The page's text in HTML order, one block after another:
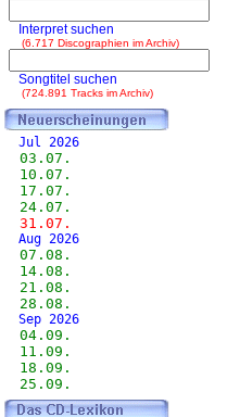
Interpret suchen
(6.717 Discographien im Archiv)
Songtitel suchen
(724.891 Tracks im Archiv)
Jul 2026
03.07.
10.07.
17.07.
24.07.
31.07.
Aug 2026
07.08.
14.08.
21.08.
28.08.
Sep 2026
04.09.
11.09.
18.09.
25.09.